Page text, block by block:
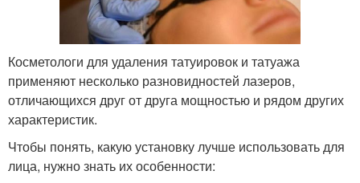
Косметологи для удаления татуировок и татуажа
применяют несколько разновидностей лазеров,
отличающихся друг от друга мощностью и рядом других
характеристик.
Чтобы понять, какую установку лучше использовать для
лица, нужно знать их особенности: